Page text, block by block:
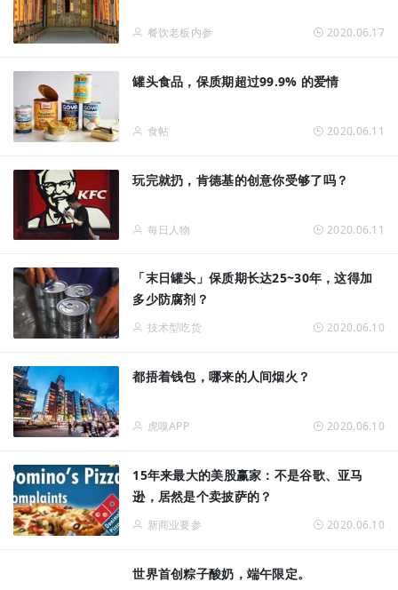
餐饮老板内参 2020.06.17
罐头食品，保质期超过99.9% 的爱情
食帖 2020.06.11
玩完就扔，肯德基的创意你受够了吗？
每日人物 2020.06.11
「末日罐头」保质期长达25~30年，这得加
多少防腐剂？
技术型吃货 2020.06.10
都捂着钱包，哪来的人间烟火？
虎嗅APP 2020.06.10
15年来最大的美股赢家：不是谷歌、亚马
逊，居然是个卖披萨的？
新商业要参 2020.06.10
世界首创粽子酸奶，端午限定。